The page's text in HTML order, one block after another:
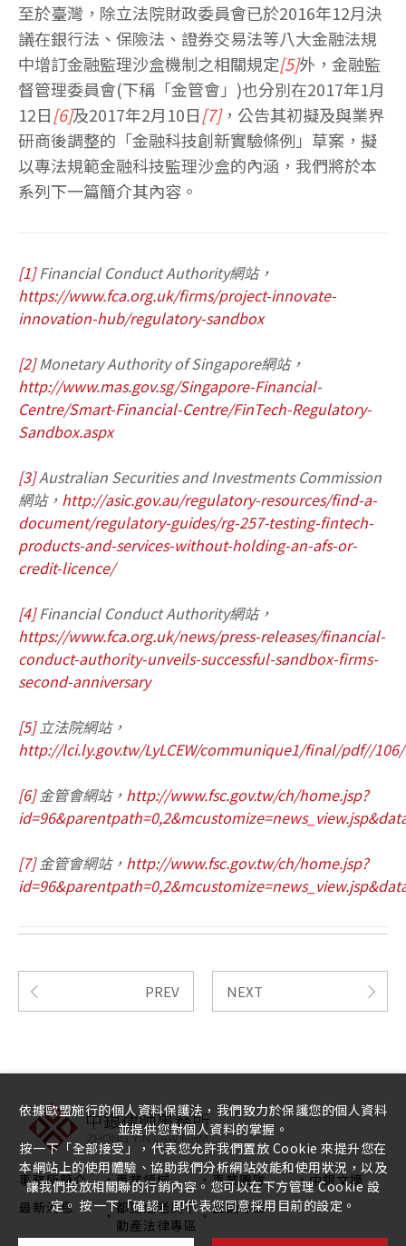
至於臺灣，除立法院財政委員會已於2016年12月決
議在銀行法、保險法、證券交易法等八大金融法規
中增訂金融監理沙盒機制之相關規定[5]外，金融監
督管理委員會(下稱「金管會」)也分別在2017年1月
12日[6]及2017年2月10日[7]，公告其初擬及與業界
研商後調整的「金融科技創新實驗條例」草案，擬
以專法規範金融科技監理沙盒的內涵，我們將於本
系列下一篇簡介其內容。
[1]Financial Conduct Authority網站，
https://www.fca.org.uk/firms/project-innovate-
innovation-hub/regulatory-sandbox
[2]Monetary Authority of Singapore網站，
http://www.mas.gov.sg/Singapore-Financial-
Centre/Smart-Financial-Centre/FinTech-Regulatory-
Sandbox.aspx
[3]Australian Securities and Investments Commission
網站， http://asic.gov.au/regulatory-resources/find-a-
document/regulatory-guides/rg-257-testing-fintech-
products-and-services-without-holding-an-afs-or-
credit-licence/
[4]Financial Conduct Authority網站，
https://www.fca.org.uk/news/press-releases/financial-
conduct-authority-unveils-successful-sandbox-firms-
second-anniversary
[5]立法院網站，
http://lci.ly.gov.tw/LyLCEW/communique1/final/pdf//106/
[6]金管會網站， http://www.fsc.gov.tw/ch/home.jsp?
[7]金管會網站， http://www.fsc.gov.tw/ch/home.jsp?
PREV NEXT
事務所簡介 專業領域 專業團隊
中銀文摘
最新消息
都更危老與不
動產法律專區
直銷專區
依據歐盟施行的個人資料保護法，我們致力於保護您的個人資料
並提供您對個人資料的掌握。
按一下「全部接受」，代表您允許我們置放 Cookie 來提升您在
本網站上的使用體驗、協助我們分析網站效能和使用狀況，以及
讓我們投放相關聯的行銷內容。您可以在下方管理 Cookie 設
定。 按一下「確認」即代表您同意採用目前的設定。